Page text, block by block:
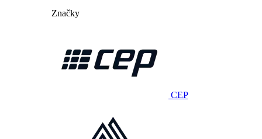
Značky
CEP